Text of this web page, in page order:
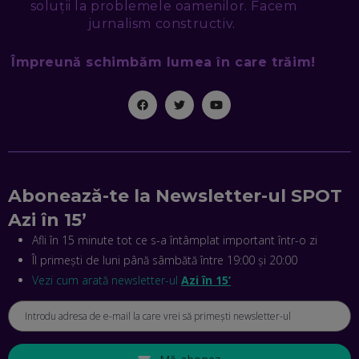
EP. 46
MIHAI CEPOI, JOBFUL: SCHIMBĂM MODUL ÎN CARE APLICI
DISPECERAT AUTOMAT DE PE PIAȚĂ! CUM POATE
REVOLUȚIONA LIVRĂRILE RAPIDE, DIN ROMÂNIA PÂNĂ ÎN
ASIA
EP. 43
MAI MEARGĂ PREA MULT CU MANȚOGĂRII! DACĂ NU NE
RESPECTĂM OBLIGAȚIILE EUROPENE, VOM AVEA
PROBLEME
EP. 42
soluții la problemele oamenilor. Facem
jurnalism constructiv.
Împreună schimbăm lumea în care trăim!
Abonează-te la Newsletter-ul SPOT
Azi în 15’
Afli în 15 minute tot ce s-a întâmplat important într-o zi
Îl primești de luni până sâmbătă între 19:00 și 20:00
Vezi cum arată newsletter-ul Azi în 15’